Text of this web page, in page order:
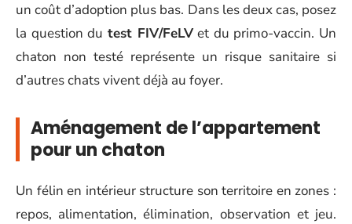
un coût d’adoption plus bas. Dans les deux cas, posez
la question du test FIV/FeLVet du primo-vaccin. Un
chaton non testé représente un risque sanitaire si
d’autres chats vivent déjà au foyer.
Aménagement de l’appartement
pour un chaton
Un félin en intérieur structure son territoire en zones :
repos, alimentation, élimination, observation et jeu.